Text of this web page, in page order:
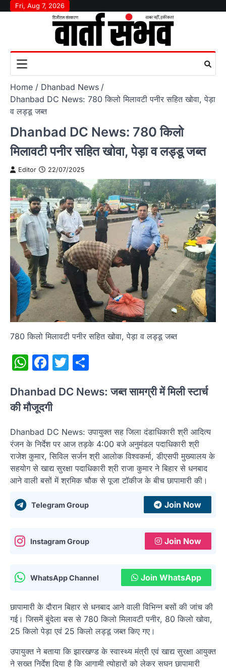
SkipFri, Aug 7, 2026
Home
Dhanbad News
Dhanbad DC News: 780 किलो मिलावटी पनीर सहित खोवा, पेड़ा
व लड्डू जब्त
Dhanbad DC News: 780 किलो
मिलावटी पनीर सहित खोवा, पेड़ा व लड्डू जब्त
Editor 22/07/2025
780 किलो मिलावटी पनीर सहित खोवा, पेड़ा व लड्डू जब्त
WhatsApp
Facebook
Twitter
Dhanbad DC News: जब्त सामग्री में मिली स्टार्च
की मौजूदगी
Dhanbad DC News: उपायुक्त सह जिला दंडाधिकारी श्री आदित्य
रंजन के निर्देश पर आज तड़के 4:00 बजे अनुमंडल पदाधिकारी श्री
राजेश कुमार, सिविल सर्जन श्री आलोक विश्वकर्मा, डीएसपी मुख्यालय के
सहयोग से खाद्य सुरक्षा पदाधिकारी श्री राजा कुमार ने बिहार से धनबाद
आने वाली बसों में श्रमिक चौक से पूजा टॉकीज के बीच छापामारी की।
Telegram Group Join Now
Instagram Group Join Now
WhatsApp Channel Join WhatsApp
छापामारी के दौरान बिहार से धनबाद आने वाली विभिन्न बसों की जांच की
गई। जिसमें बुंदेला बस से 780 किलो मिलावटी पनीर, 80 किलो खोवा,
25 किलो पेड़ा एवं 25 किलो लड्डू जब्त किए गए।
उपायुक्त ने बताया कि झारखण्ड के स्वास्थ्य मंत्री एवं खाद्य सुरक्षा आयुक्त
ने सख्त निर्देश दिया है कि आगामी त्योहारों को लेकर सघन छापामारी